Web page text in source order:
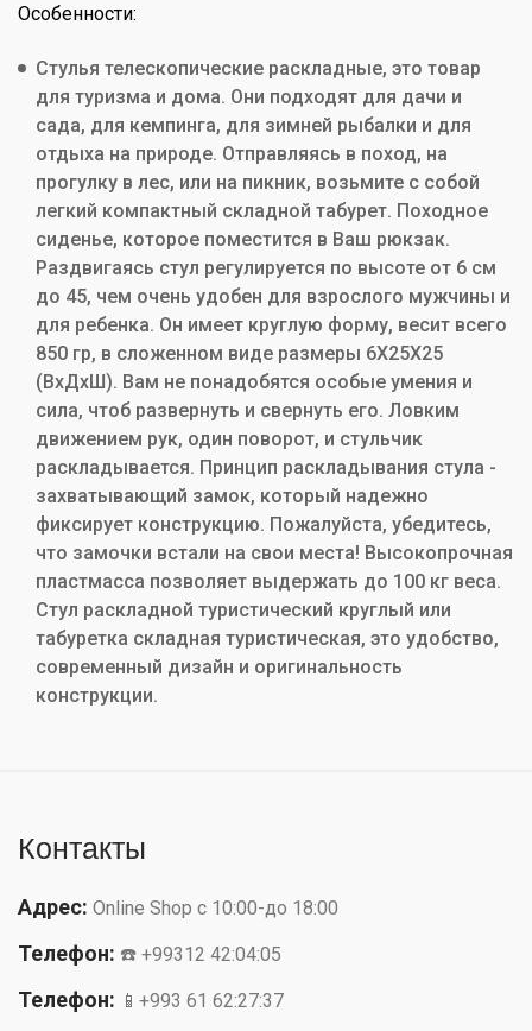
Особенности:
Стулья телескопические раскладные, это товар
для туризма и дома. Они подходят для дачи и
сада, для кемпинга, для зимней рыбалки и для
отдыха на природе. Отправляясь в поход, на
прогулку в лес, или на пикник, возьмите с собой
легкий компактный складной табурет. Походное
сиденье, которое поместится в Ваш рюкзак.
Раздвигаясь стул регулируется по высоте от 6 см
до 45, чем очень удобен для взрослого мужчины и
для ребенка. Он имеет круглую форму, весит всего
850 гр, в сложенном виде размеры 6Х25Х25
(ВхДхШ). Вам не понадобятся особые умения и
сила, чтоб развернуть и свернуть его. Ловким
движением рук, один поворот, и стульчик
раскладывается. Принцип раскладывания стула -
захватывающий замок, который надежно
фиксирует конструкцию. Пожалуйста, убедитесь,
что замочки встали на свои места! Высокопрочная
пластмасса позволяет выдержать до 100 кг веса.
Стул раскладной туристический круглый или
табуретка складная туристическая, это удобство,
современный дизайн и оригинальность
конструкции.
Контакты
Адрес: Online Shop с 10:00-до 18:00
Телефон: ☎️ +99312 42:04:05
Телефон: 📱+993 61 62:27:37